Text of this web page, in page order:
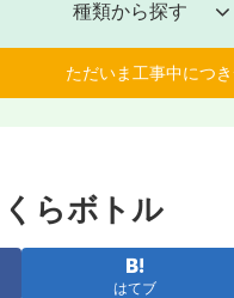
種類から探す
ただいま工事中につ
らボトル
はてブ